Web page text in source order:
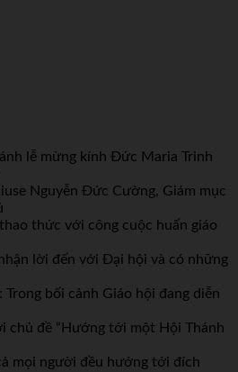
lễ mừng kính Đức Maria Trinh
Nguyễn Đức Cường, Giám mục
thức với công cuộc huấn giáo
lời đến với Đại hội và có những
Trong bối cảnh Giáo hội đang diễn
chủ đề “Hướng tới một Hội Thánh
mọi người đều hướng tới đích